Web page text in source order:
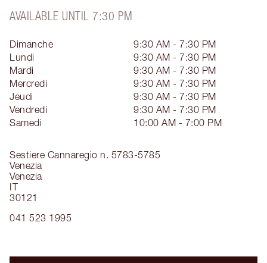
AVAILABLE UNTIL 7:30 PM
Sestiere Cannaregio n. 5783-5785
Venezia
Venezia
IT
30121
041 523 1995
Dimanche
9:30 AM - 7:30 PM
Lundi
9:30 AM - 7:30 PM
Mardi
9:30 AM - 7:30 PM
Mercredi
9:30 AM - 7:30 PM
Jeudi
9:30 AM - 7:30 PM
Vendredi
9:30 AM - 7:30 PM
Samedi
10:00 AM - 7:00 PM